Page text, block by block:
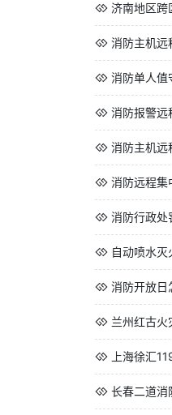
济南地区跨
消防主机远
消防单人值
消防报警远
消防主机远
消防远程集
消防行政处
自动喷水
消防开放日
兰州红古
上海徐汇
长春二道